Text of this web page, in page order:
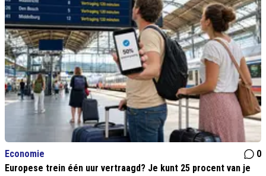
Economie
0
Europese trein één uur vertraagd? Je kunt 25 procent van je